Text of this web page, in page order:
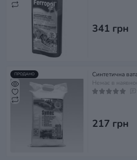
341 грн
ПРОДАНО
Синтетична
Немає в
217 грн